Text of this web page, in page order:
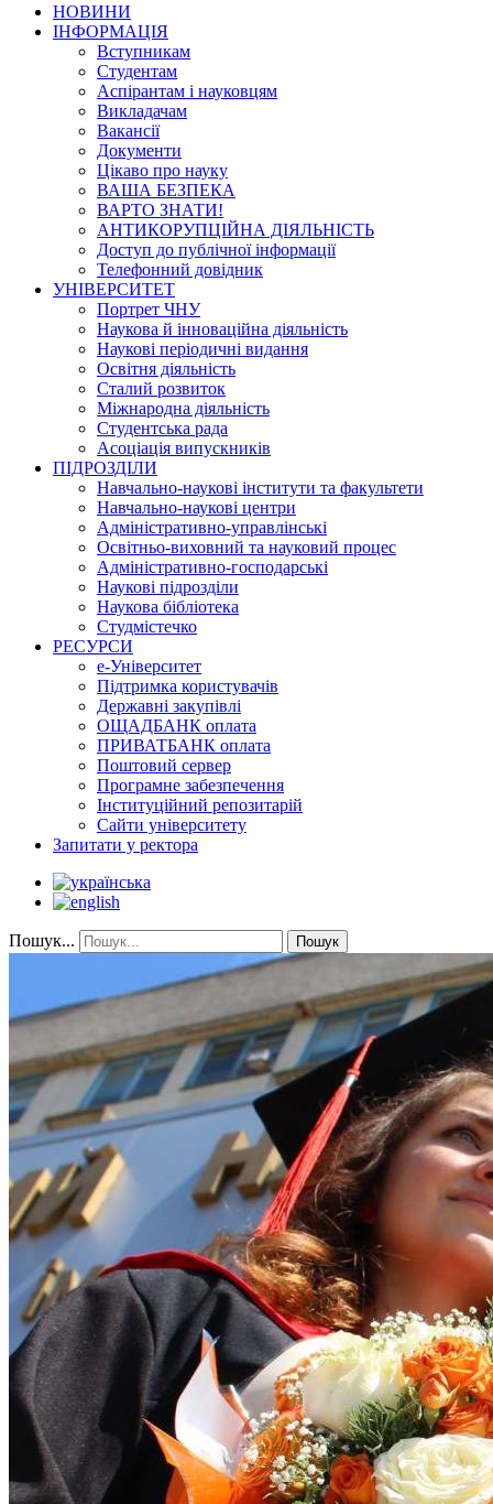
НОВИНИ
ІНФОРМАЦІЯ
Вступникам
Студентам
Аспірантам і науковцям
Викладачам
Вакансії
Документи
Цікаво про науку
ВАША БЕЗПЕКА
ВАРТО ЗНАТИ!
АНТИКОРУПЦІЙНА ДІЯЛЬНІСТЬ
Доступ до публічної інформації
Телефонний довідник
УНІВЕРСИТЕТ
Портрет ЧНУ
Наукова й інноваційна діяльність
Наукові періодичні видання
Освітня діяльність
Сталий розвиток
Міжнародна діяльність
Студентська рада
Асоціація випускників
ПІДРОЗДІЛИ
Навчально-наукові інститути та факультети
Навчально-наукові центри
Адміністративно-управлінські
Освітньо-виховний та науковий процес
Адміністративно-господарські
Наукові підрозділи
Наукова бібліотека
Студмістечко
РЕСУРСИ
е-Університет
Підтримка користувачів
Державні закупівлі
ОЩАДБАНК оплата
ПРИВАТБАНК оплата
Поштовий сервер
Програмне забезпечення
Інституційний репозитарій
Сайти університету
Запитати у ректора
Пошук... Пошук